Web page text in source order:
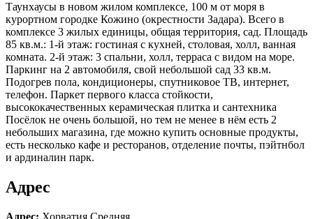
Таунхаусы в новом жилом комплексе, 100 м от моря в
курортном городке Кожино (окрестности Задара). Всего в
комплексе 3 жилых единицы, общая территория, сад. Площадь
85 кв.м.: 1-й этаж: гостиная с кухней, столовая, холл, ванная
комната. 2-й этаж: 3 спальни, холл, терраса с видом на море.
Паркинг на 2 автомобиля, свой небольшой сад 33 кв.м.
Подогрев пола, кондиционеры, спутниковое ТВ, интернет,
телефон. Паркет первого класса стойкости,
высококачественных керамическая плитка и сантехника
Посёлок не очень большой, но тем не менее в нём есть 2
небольших магазина, где можно купить основные продукты,
есть несколько кафе и ресторанов, отделение почты, пэйтнбол
и ардиналин парк.
Адрес
Адрес: Хорватия,Средняя